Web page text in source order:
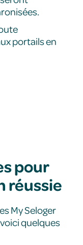
portails en
pour
réussie
My Seloger
quelques